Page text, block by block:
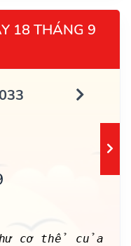
18 THÁNG 9
cơ thể của